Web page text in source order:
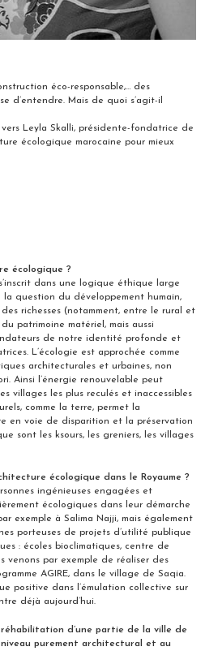
éco-responsable,… des
d’entendre. Mais de quoi s’agit-il
vers Leyla Skalli, présidente-fondatrice de
écologique marocaine pour mieux
écologique ?
dans une logique éthique large
la question du développement humain,
richesses (notamment, entre le rural et
patrimoine matériel, mais aussi
de notre identité profonde et
L’écologie est approchée comme
architecturales et urbaines, non
Ainsi l’énergie renouvelable peut
villages les plus reculés et inaccessibles
comme la terre, permet la
en voie de disparition et la préservation
sont les ksours, les greniers, les villages
écologique dans le Royaume ?
ingénieuses engagées et
écologiques dans leur démarche
exemple à Salima Najji, mais également
porteuses de projets d’utilité publique
: écoles bioclimatiques, centre de
venons par exemple de réaliser des
AGIRE, dans le village de Saqia.
positive dans l’émulation collective sur
déjà aujourd’hui.
d’une partie de la ville de
purement architectural et au